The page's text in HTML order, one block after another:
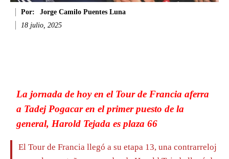
Por:
Jorge Camilo Puentes Luna
18 julio, 2025
La jornada de hoy en el Tour de Francia aferra
a Tadej Pogacar en el primer puesto de la
general, Harold Tejada es plaza 66
El Tour de Francia llegó a su etapa 13, una contrarreloj